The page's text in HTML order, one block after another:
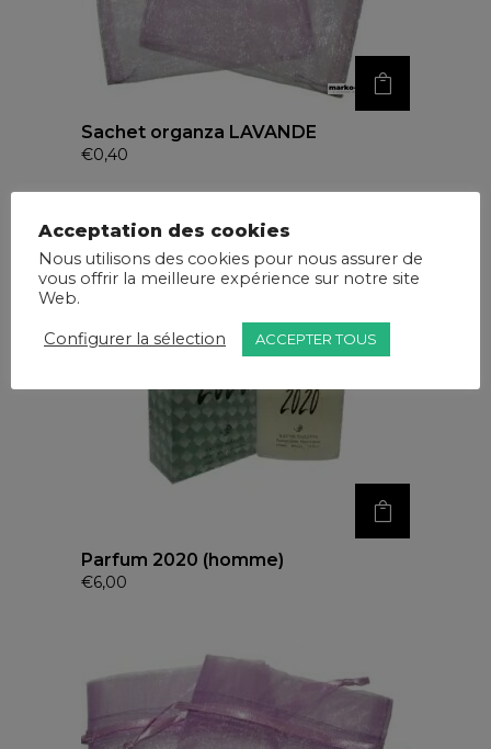
Sachet organza LAVANDE
€0,40
Parfum 2020 (homme)
€6,00
Acceptation des cookies
Nous utilisons des cookies pour nous assurer de
vous offrir la meilleure expérience sur notre site
Web.
Configurer la sélection ACCEPTER TOUS